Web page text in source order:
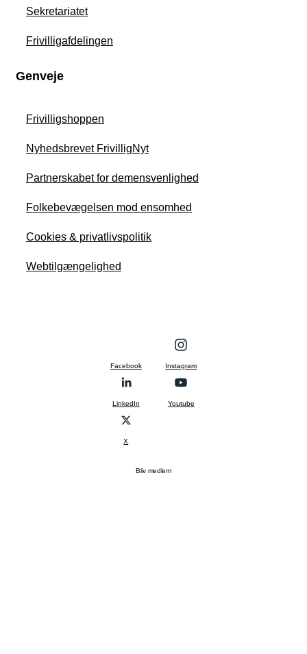
Sekretariatet
Frivilligafdelingen
Genveje
Frivilligshoppen
Nyhedsbrevet FrivilligNyt
Partnerskabet for demensvenlighed
Folkebevægelsen mod ensomhed
Cookies & privatlivspolitik
Webtilgængelighed
Facebook Instagram
LinkedIn Youtube
X
Bliv medlem